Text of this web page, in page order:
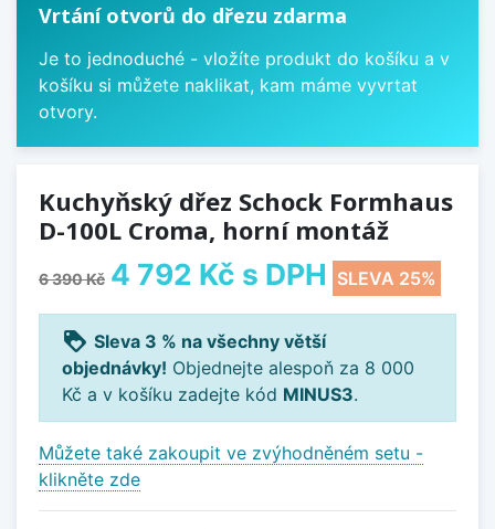
Vrtání otvorů do dřezu zdarma
Je to jednoduché - vložíte produkt do košíku a v
košíku si můžete naklikat, kam máme vyvrtat
otvory.
Kuchyňský dřez Schock Formhaus
D-100L Croma, horní montáž
6 390 Kč 4 792 Kč s DPH SLEVA 25%
loyalty Sleva 3 % na všechny větší
objednávky! Objednejte alespoň za 8 000
Kč a v košíku zadejte kód MINUS3.
Můžete také zakoupit ve zvýhodněném setu -
klikněte zde